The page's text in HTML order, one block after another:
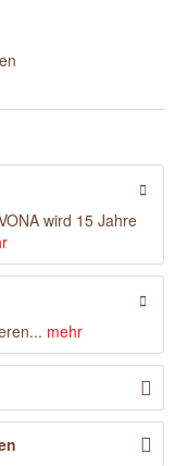
wird 15 Jahre
mehr